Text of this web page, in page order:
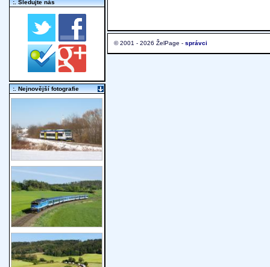
© 2001 - 2026 ŽelPage - správci
:. Sledujte nás
:. Nejnovější fotografie